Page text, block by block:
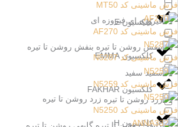
کلکسیون E
کلکسیون EMMA
کلکسیون FAKHAR
کلکسیون H
فیروزه ای
بنفش روشن تا تیره
سفید
زرد روشن تا تیره
فرش ماشینی کد MT50
فرش ماشینی کد AF270
فرش ماشینی کد N5287
فرش ماشینی کد N5259
فرش ماشینی کد N5250